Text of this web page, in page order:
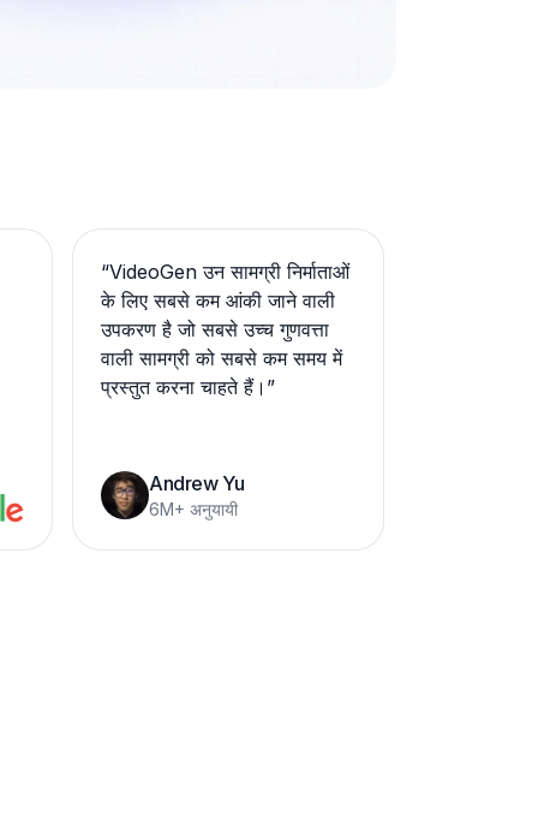
“VideoGen उन सामग्री निर्माताओं
के लिए सबसे कम आंकी जाने वाली
उपकरण है जो सबसे उच्च गुणवत्ता
वाली सामग्री को सबसे कम समय में
प्रस्तुत करना चाहते हैं। ”
Andrew Yu
6M+ अनुयायी